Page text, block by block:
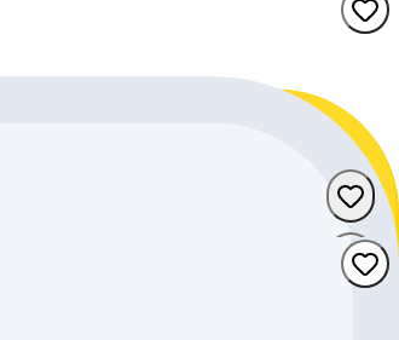
Graubünden